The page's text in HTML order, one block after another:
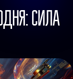
СИЛА